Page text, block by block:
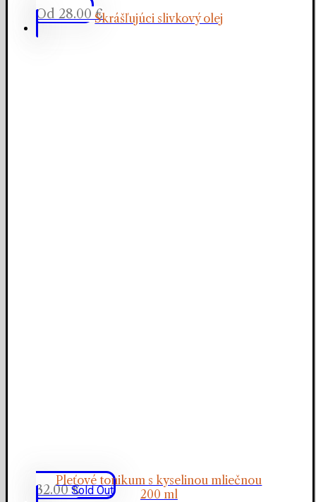
Skrášľujúci slivkový olej
Od 28.00 €
Pleťové tonikum s kyselinou mliečnou
200 ml
32.00€
Sold Out